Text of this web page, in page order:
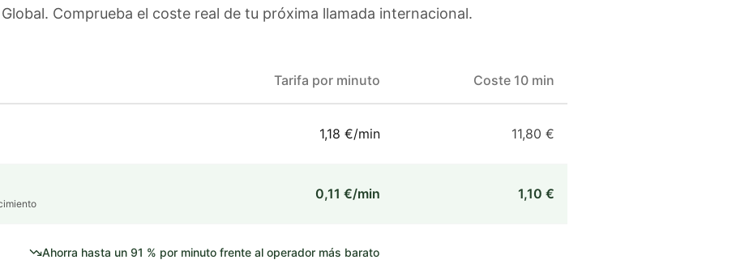
Comprueba el coste real de tu próxima llamada internacional.
Tarifa por minuto Coste 10 min
1,18 €/min 11,80 €
0,11 €/min 1,10 €
Ahorra hasta un 91 % por minuto frente al operador más barato